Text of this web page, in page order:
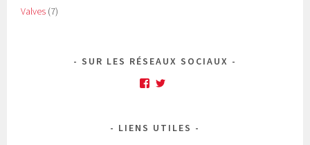
Valves (7)
SUR LES RÉSEAUX SOCIAUX
Facebook
LIENS UTILES